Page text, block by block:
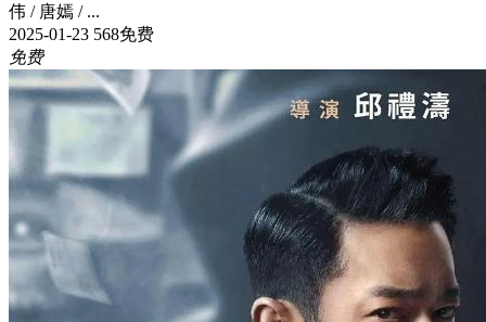
伟 / 唐嫣 / ...
2025-01-23 568免费
免费